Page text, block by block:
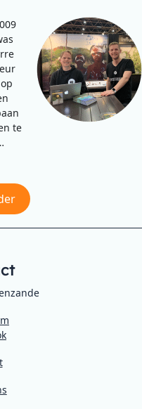
te